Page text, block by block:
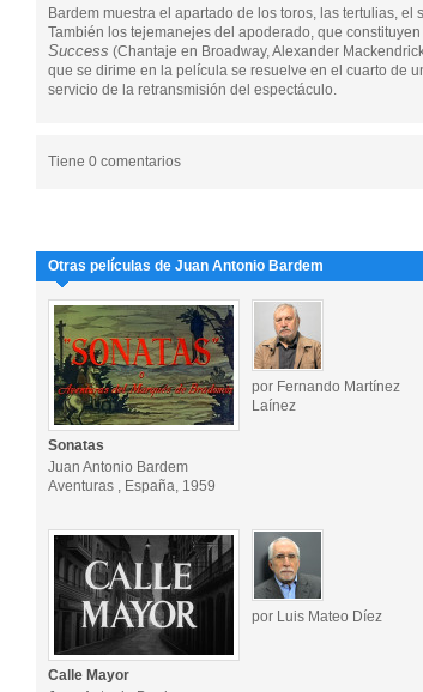
Bardem muestra el apartado de los toros, las tertulias,
También los tejemanejes del apoderado, que
Success (Chantaje en Broadway, Alexander
que se dirime en la película se resuelve en el cuarto de
servicio de la retransmisión del espectáculo.
Tiene 0 comentarios
Otras películas de Juan Antonio Bardem
por Fernando Martínez
Laínez
Sonatas
Juan Antonio Bardem
Aventuras , España, 1959
por Luis Mateo Díez
Calle Mayor